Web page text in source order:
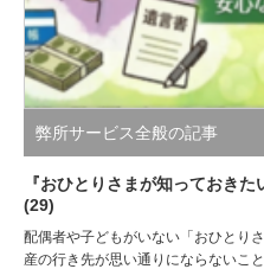
弊所サービス全般の記事
『おひとりさまが知っておき
(29)
配偶者や子どもがいない「おひとり
産の行き先が思い通りにならないこ